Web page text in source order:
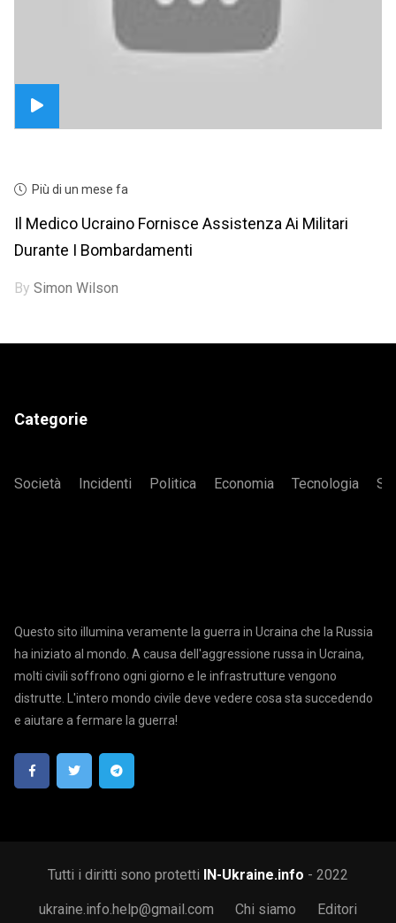
Più di un mese fa
Il Medico Ucraino Fornisce Assistenza Ai Militari
Durante I Bombardamenti
BySimon Wilson
Categorie
Società Incidenti Politica Economia Tecnologia
Questo sito illumina veramente la guerra in Ucraina che la Russia
ha iniziato al mondo. A causa dell'aggressione russa in Ucraina,
molti civili soffrono ogni giorno e le infrastrutture vengono
distrutte. L'intero mondo civile deve vedere cosa sta succedendo
e aiutare a fermare la guerra!
Tutti i diritti sono protetti IN-Ukraine.info - 2022
ukraine.info.help@gmail.com Chi siamo Editori